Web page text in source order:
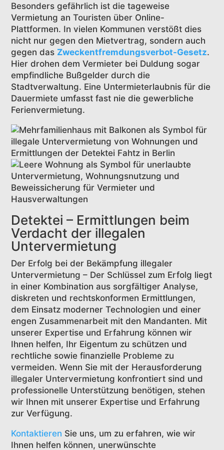
Besonders gefährlich ist die tageweise
Vermietung an Touristen über Online-
Plattformen. In vielen Kommunen verstößt dies
nicht nur gegen den Mietvertrag, sondern auch
gegen das Zweckentfremdungsverbot-Gesetz.
Hier drohen dem Vermieter bei Duldung sogar
empfindliche Bußgelder durch die
Stadtverwaltung. Eine Untermieterlaubnis für die
Dauermiete umfasst fast nie die gewerbliche
Ferienvermietung.
Detektei – Ermittlungen beim
Verdacht der illegalen
Untervermietung
Der Erfolg bei der Bekämpfung illegaler
Untervermietung – Der Schlüssel zum Erfolg liegt
in einer Kombination aus sorgfältiger Analyse,
diskreten und rechtskonformen Ermittlungen,
dem Einsatz moderner Technologien und einer
engen Zusammenarbeit mit den Mandanten. Mit
unserer Expertise und Erfahrung können wir
Ihnen helfen, Ihr Eigentum zu schützen und
rechtliche sowie finanzielle Probleme zu
vermeiden. Wenn Sie mit der Herausforderung
illegaler Untervermietung konfrontiert sind und
professionelle Unterstützung benötigen, stehen
wir Ihnen mit unserer Expertise und Erfahrung
zur Verfügung.
Kontaktieren Sie uns, um zu erfahren, wie wir
Ihnen helfen können, unerwünschte